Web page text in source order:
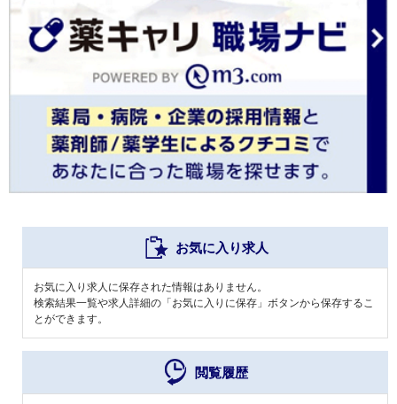
お気に入り求人
お気に入り求人に保存された情報はありません。
検索結果一覧や求人詳細の「お気に入りに保存」ボタンから保存するこ
とができます。
閲覧履歴